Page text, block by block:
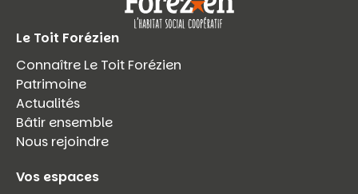
Le Toit Forézien
Connaître Le Toit Forézien
Patrimoine
Actualités
Bâtir ensemble
Nous rejoindre
Vos espaces